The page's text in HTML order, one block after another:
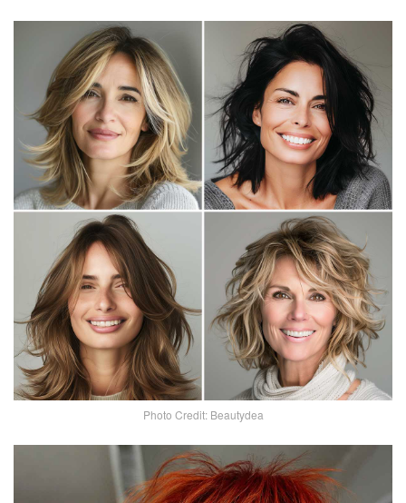
Photo Credit: Beautydea